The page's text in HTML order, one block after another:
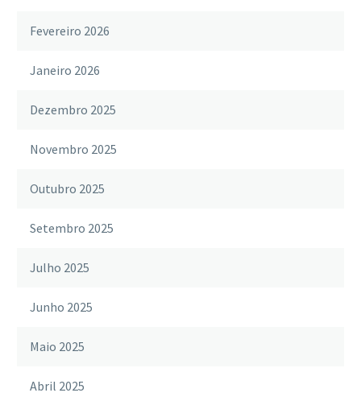
Fevereiro 2026
Janeiro 2026
Dezembro 2025
Novembro 2025
Outubro 2025
Setembro 2025
Julho 2025
Junho 2025
Maio 2025
Abril 2025